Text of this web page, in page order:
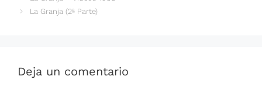
La Granja (2ª Parte)
Deja un comentario